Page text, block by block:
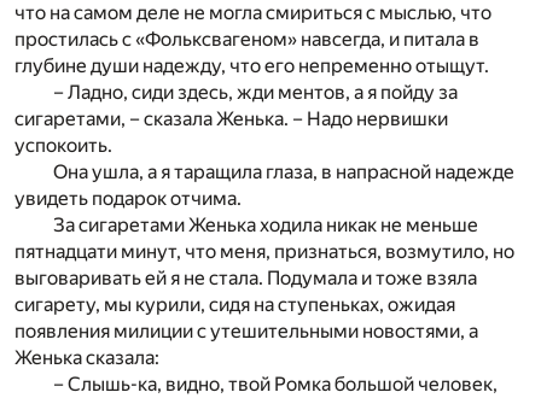
что на самом деле не могла смириться с мыслью, что
простилась с «Фольксвагеном» навсегда, и питала в
глубине души надежду, что его непременно отыщут.
– Ладно, сиди здесь, жди ментов, а я пойду за
сигаретами, – сказала Женька. – Надо нервишки
успокоить.
Она ушла, а я таращила глаза, в напрасной надежде
увидеть подарок отчима.
За сигаретами Женька ходила никак не меньше
пятнадцати минут, что меня, признаться, возмутило, но
выговаривать ей я не стала. Подумала и тоже взяла
сигарету, мы курили, сидя на ступеньках, ожидая
появления милиции с утешительными новостями, а
Женька сказала:
– Слышь-ка, видно, твой Ромка большой человек,